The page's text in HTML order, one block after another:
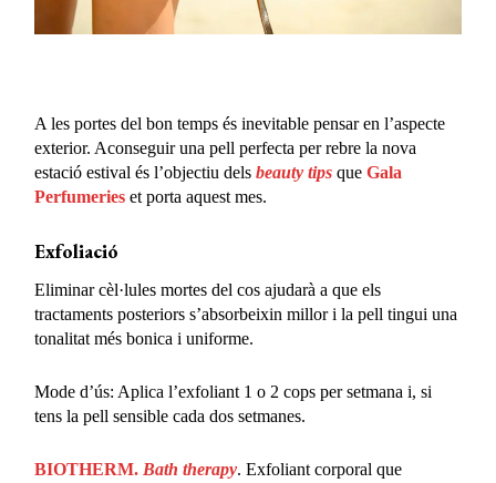
A les portes del bon temps és inevitable pensar en l’aspecte
exterior. Aconseguir una pell perfecta per rebre la nova
estació estival és l’objectiu delsbeauty tips queGala
Perfumeries et porta aquest mes.
Exfoliació
Eliminar cèl·lules mortes del cos ajudarà a que els
tractaments posteriors s’absorbeixin millor i la pell tingui una
tonalitat més bonica i uniforme.
Mode d’ús: Aplica l’exfoliant 1 o 2 cops per setmana i, si
tens la pell sensible cada dos setmanes.
BIOTHERM. Bath therapy. Exfoliant corporal que